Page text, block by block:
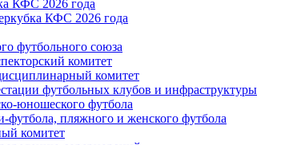
КФС 2026 года
КФС 2026 года
футбольного союза
комитет
комитет
футбольных клубов и инфраструктуры
юношеского футбола
футбола, пляжного и женского футбола
комитет